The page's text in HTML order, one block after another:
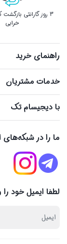
3 روز گارانتی
خرابی
راهنمای خرید
خدمات مشتریان
با دیجیسام تک
ما را در شبکه‌های
لطفا ایمیل خود را